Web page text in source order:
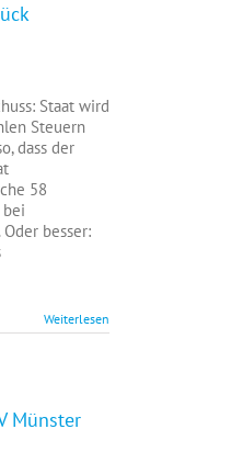
Geld
Staat wird
Steuern
dass der
58
besser:
Weiterlesen
Münster